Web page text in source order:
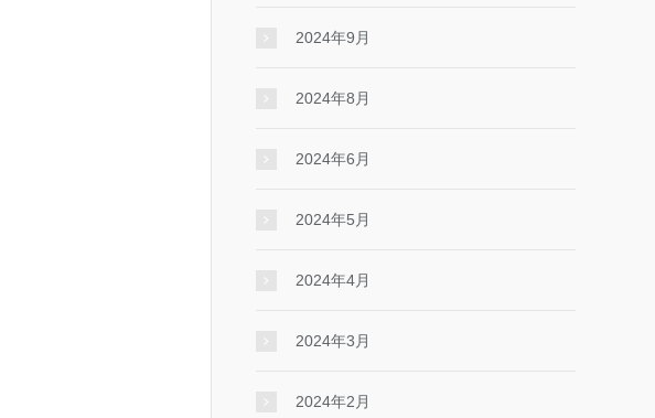
2024年9月
2024年8月
2024年6月
2024年5月
2024年4月
2024年3月
2024年2月